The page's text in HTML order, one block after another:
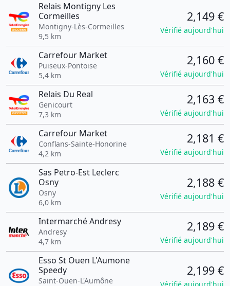
Relais Montigny Les
Cormeilles
Montigny-Lès-Cormeilles
9,5 km
2,149 €
Vérifié aujourd'hui
Carrefour Market
Puiseux-Pontoise
5,4 km
2,160 €
Vérifié aujourd'hui
Relais Du Real
Genicourt
7,3 km
2,163 €
Vérifié aujourd'hui
Carrefour Market
Conflans-Sainte-Honorine
4,2 km
2,181 €
Vérifié aujourd'hui
Sas Petro-Est Leclerc
Osny
Osny
6,0 km
2,188 €
Vérifié aujourd'hui
Intermarché Andresy
Andresy
4,7 km
2,189 €
Vérifié aujourd'hui
Esso St Ouen L'Aumone
Speedy
Saint-Ouen-L'Aumône
2,199 €
Vérifié aujourd'hui